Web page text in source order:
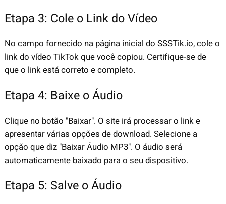
Etapa 3: Cole o Link do Vídeo
No campo fornecido na página inicial do SSSTik.io, cole o
link do vídeo TikTok que você copiou. Certifique-se de
que o link está correto e completo.
Etapa 4: Baixe o Áudio
Clique no botão "Baixar". O site irá processar o link e
apresentar várias opções de download. Selecione a
opção que diz "Baixar Áudio MP3". O áudio será
automaticamente baixado para o seu dispositivo.
Etapa 5: Salve o Áudio